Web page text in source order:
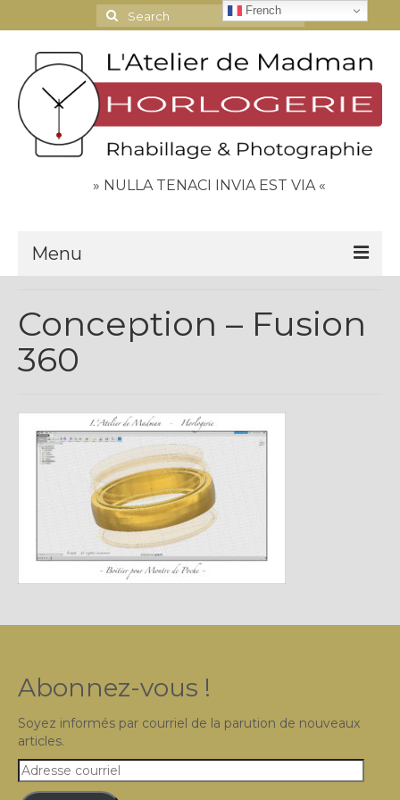
Search
for:
» NULLA TENACI INVIA EST VIA «
Menu
Contact
Espace Clients
Plus…
Sur l’Établi 2011 – 2022
Marques Suisses du XXe siècle
Grands Horlogers
Abraham-Louis Breguet
Outillage horloger
Conception – Fusion
360
Abonnez-vous !
Soyez informés par courriel de la parution de nouveaux
articles.
Adresse
courriel
French